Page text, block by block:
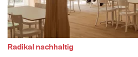
Radikal nachhaltig